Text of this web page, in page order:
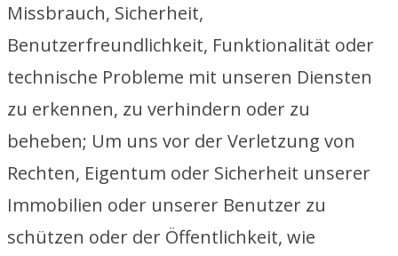
Missbrauch, Sicherheit,
Benutzerfreundlichkeit, Funktionalität oder
technische Probleme mit unseren Diensten
zu erkennen, zu verhindern oder zu
beheben; Um uns vor der Verletzung von
Rechten, Eigentum oder Sicherheit unserer
Immobilien oder unserer Benutzer zu
schützen oder der Öffentlichkeit, wie